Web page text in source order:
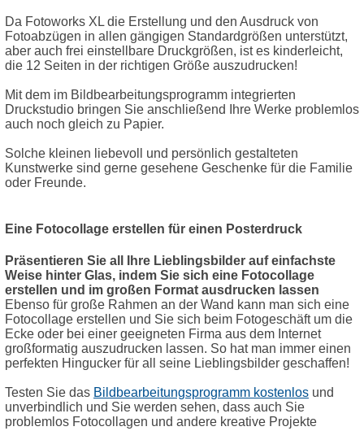
Da Fotoworks XL die Erstellung und den Ausdruck von
Fotoabzügen in allen gängigen Standardgrößen unterstützt,
aber auch frei einstellbare Druckgrößen, ist es kinderleicht,
die 12 Seiten in der richtigen Größe auszudrucken!
Mit dem im Bildbearbeitungsprogramm integrierten
Druckstudio bringen Sie anschließend Ihre Werke problemlos
auch noch gleich zu Papier.
Solche kleinen liebevoll und persönlich gestalteten
Kunstwerke sind gerne gesehene Geschenke für die Familie
oder Freunde.
Eine Fotocollage erstellen für einen Posterdruck
Präsentieren Sie all Ihre Lieblingsbilder auf einfachste
Weise hinter Glas, indem Sie sich eine Fotocollage
erstellen und im großen Format ausdrucken lassen
Ebenso für große Rahmen an der Wand kann man sich eine
Fotocollage erstellen und Sie sich beim Fotogeschäft um die
Ecke oder bei einer geeigneten Firma aus dem Internet
großformatig auszudrucken lassen. So hat man immer einen
perfekten Hingucker für all seine Lieblingsbilder geschaffen!
Testen Sie das Bildbearbeitungsprogramm kostenlos und
unverbindlich und Sie werden sehen, dass auch Sie
problemlos Fotocollagen und andere kreative Projekte